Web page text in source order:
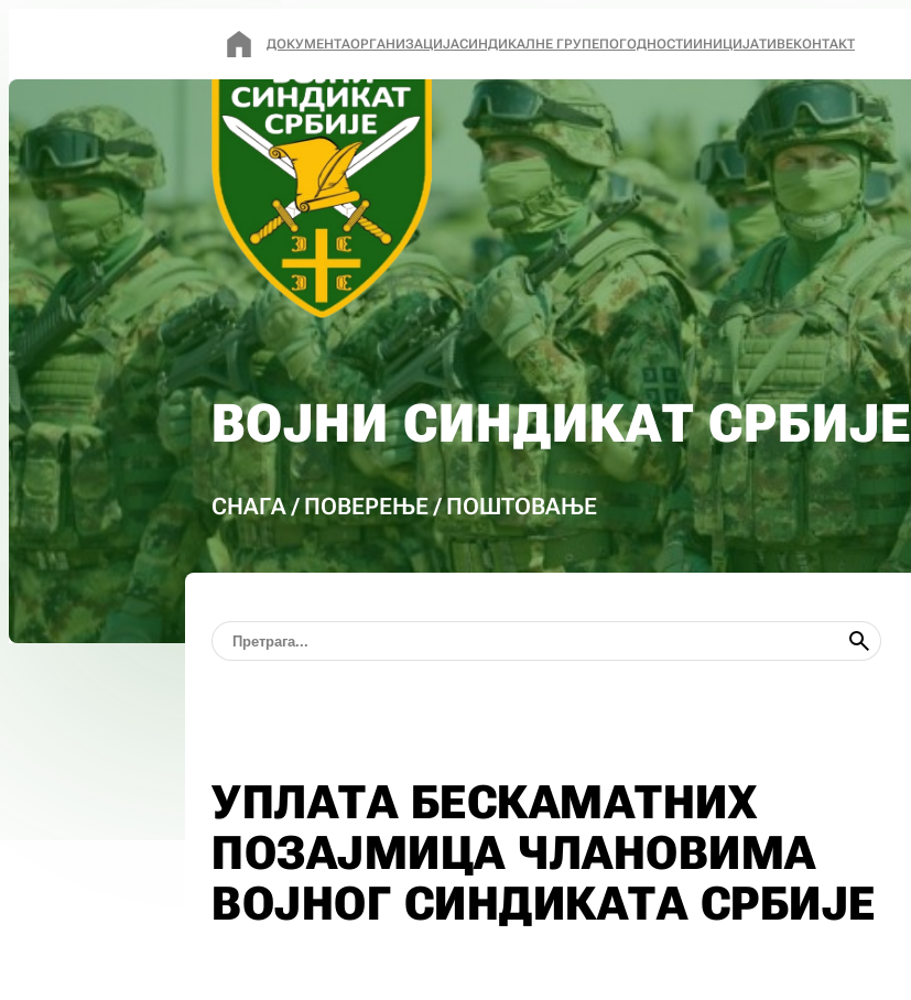
ДОКУМЕНТАОРГАНИЗАЦИЈАСИНДИКАЛНЕ ГРУПЕПОГОДНОСТИИНИЦИЈАТИВЕКОНТАКТ
ВОЈНИ СИНДИКАТ СРБИЈЕ
СНАГА / ПОВЕРЕЊЕ / ПОШТОВАЊЕ
УПЛАТА БЕСКАМАТНИХ
ПОЗАЈМИЦА ЧЛАНОВИМА
ВОЈНОГ СИНДИКАТА СРБИЈЕ